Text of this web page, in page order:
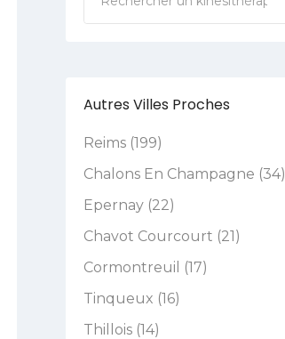
Autres Villes Proches
Reims (199)
Chalons En Champagne (34)
Epernay (22)
Chavot Courcourt (21)
Cormontreuil (17)
Tinqueux (16)
Thillois (14)